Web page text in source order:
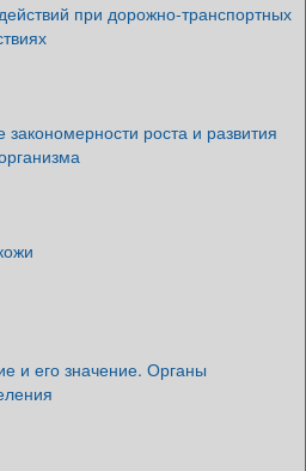
при дорожно-транспортных
роста и развития
и его значение. Органы